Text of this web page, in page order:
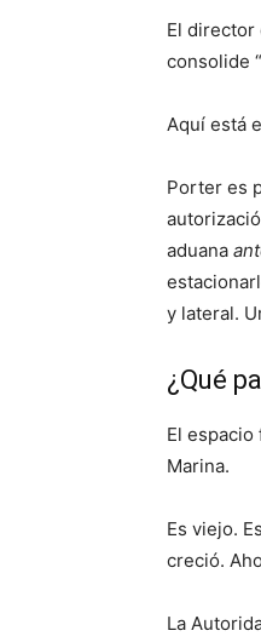
El director
consolide
Aquí está
Porter es
aduana
y lateral.
¿Qué
El espacio
Marina.
Es viejo.
creció.
La